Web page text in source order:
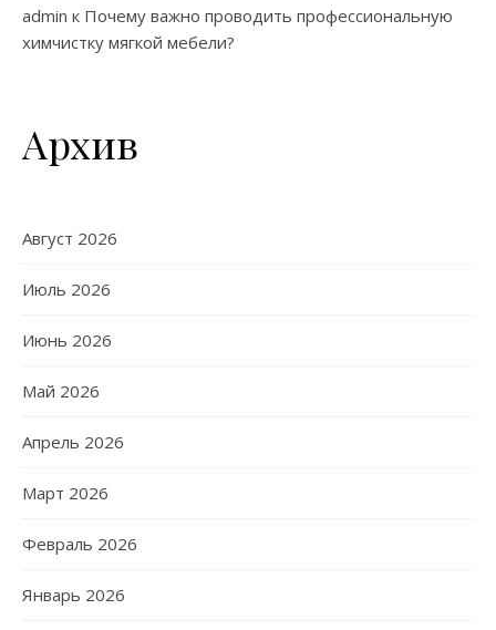
admin к Почему важно проводить профессиональную
химчистку мягкой мебели?
Архив
Август 2026
Июль 2026
Июнь 2026
Май 2026
Апрель 2026
Март 2026
Февраль 2026
Январь 2026